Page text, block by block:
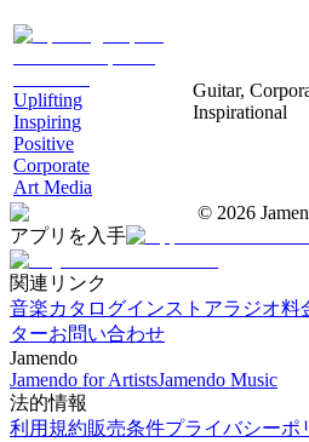
Uplifting
Inspiring
Positive
Corporate
Art Media
Guitar,
Inspirational
© 2026
アプリを入手
関連リンク
音楽カタログインストアラジオ料
ターお問い合わせ
Jamendo
Jamendo for ArtistsJamendo Music
法的情報
利用規約販売条件プライバシーポ